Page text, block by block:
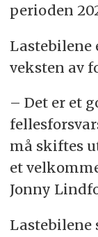
perioden
veksten av
– Det er et
må skiftes
et
Jonny
Lastebilene